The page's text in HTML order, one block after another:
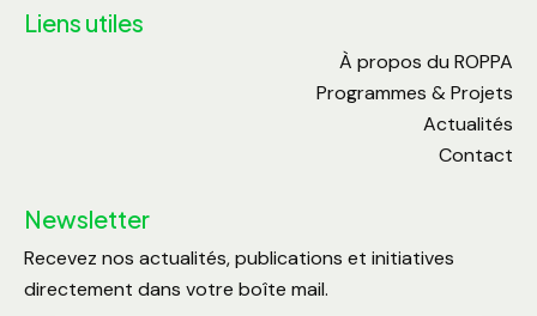
Liens utiles
À propos du ROPPA
Programmes & Projets
Actualités
Contact
Newsletter
Recevez nos actualités, publications et initiatives
directement dans votre boîte mail.